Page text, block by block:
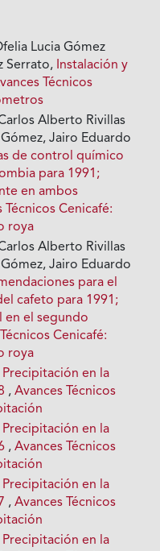
Lucia Gómez
Serrato, Instalación y
Técnicos
Alberto Rivillas
Jairo Eduardo
de control químico
para 1991;
en ambos
Técnicos Cenicafé:
roya
Alberto Rivillas
Jairo Eduardo
para el
cafeto para 1991;
en el segundo
Cenicafé:
roya
Precipitación en la
,Avances Técnicos
Precipitación en la
,Avances Técnicos
Precipitación en la
,Avances Técnicos
Precipitación en la